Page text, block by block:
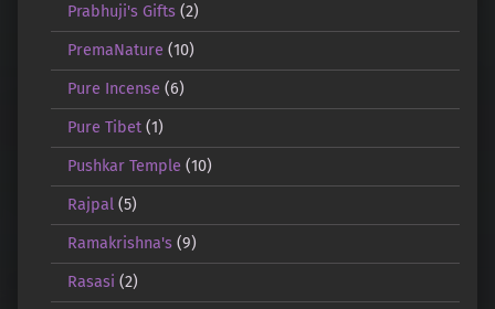
Prabhuji's Gifts(2)
PremaNature (10)
Pure Incense (6)
Pure Tibet(1)
Pushkar Temple (10)
Rajpal(5)
Ramakrishna's(9)
Rasasi (2)